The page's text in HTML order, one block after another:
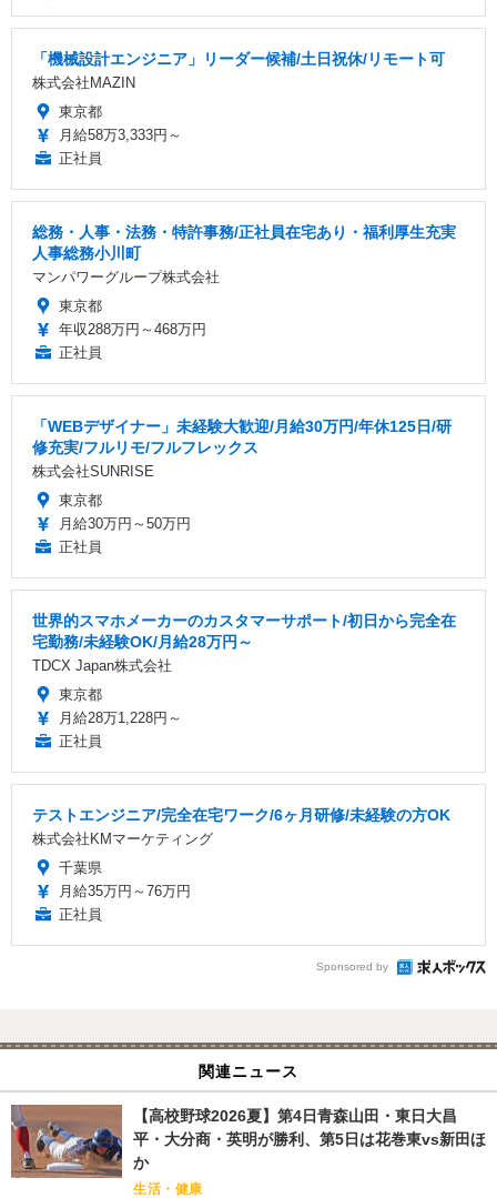
「機械設計エンジニア」リーダー候補/土日祝休/リモート可
株式会社MAZIN
東京都
月給58万3,333円～
正社員
総務・人事・法務・特許事務/正社員在宅あり・福利厚生充実
人事総務小川町
マンパワーグループ株式会社
東京都
年収288万円～468万円
正社員
「WEBデザイナー」未経験大歓迎/月給30万円/年休125日/研
修充実/フルリモ/フルフレックス
株式会社SUNRISE
東京都
月給30万円～50万円
正社員
世界的スマホメーカーのカスタマーサポート/初日から完全在
宅勤務/未経験OK/月給28万円～
TDCX Japan株式会社
東京都
月給28万1,228円～
正社員
テストエンジニア/完全在宅ワーク/6ヶ月研修/未経験の方OK
株式会社KMマーケティング
千葉県
月給35万円～76万円
正社員
Sponsored by
関連ニュース
【高校野球2026夏】第4日青森山田・東日大昌
平・大分商・英明が勝利、第5日は花巻東vs新田ほ
か
生活・健康